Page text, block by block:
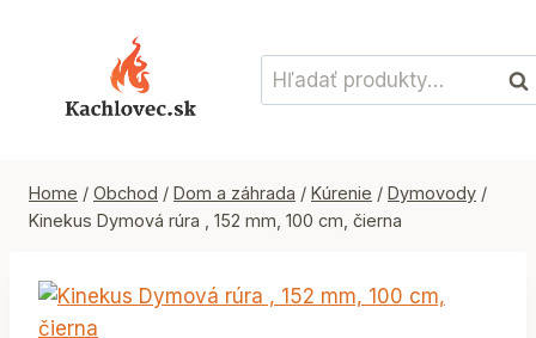
Hľadať:
Home / Obchod / Dom a záhrada / Kúrenie / Dymovody /
Kinekus Dymová rúra , 152 mm, 100 cm, čierna